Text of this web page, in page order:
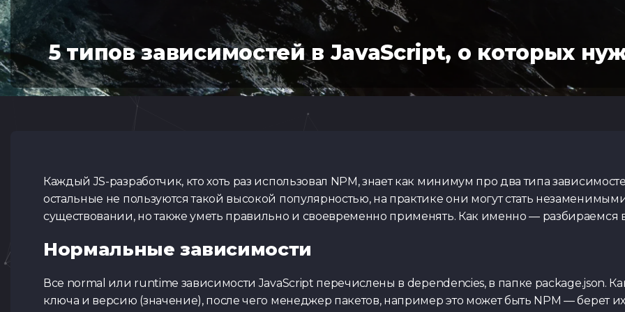
Тест по Python
5 типов зависимостей в JavaScript, о которых
Каждый JS-разработчик, кто хоть раз использовал NPM, знает как минимум про два типа
остальные не пользуются такой высокой популярностью, на практике они могут стать
существовании, но также уметь правильно и своевременно применять. Как именно — разбираемся в
Нормальные зависимости
Все normal или runtime зависимости JavaScript перечислены в dependencies, в папке package.json.
ключа и версию (значение), после чего менеджер пакетов, например это может быть NPM — берет их